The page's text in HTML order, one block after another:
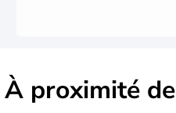
À proximité de